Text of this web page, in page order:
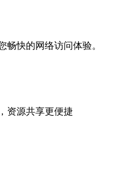
畅快的网络访问体验。
资源共享更便捷